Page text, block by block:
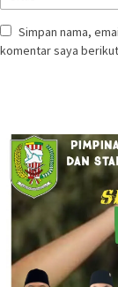
Simpan nama,
komentar saya